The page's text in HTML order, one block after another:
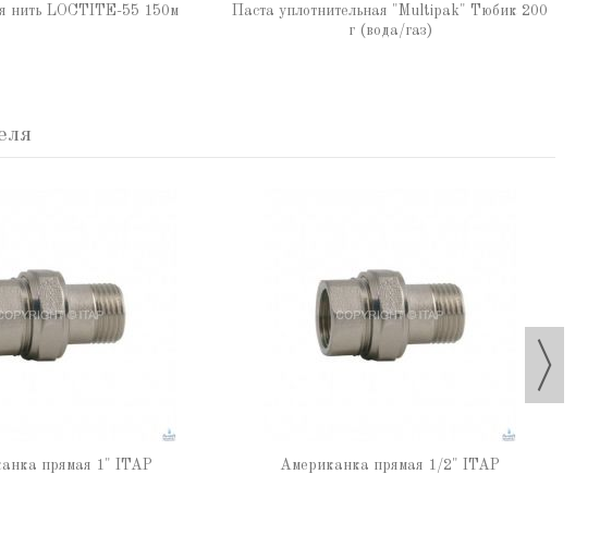
нить LOCTITE-55 150м
Паста уплотнительная "Multipak" Тюбик 200
г (вода/газ)
прямая 1" ITAP Американка прямая 1/2" ITAP